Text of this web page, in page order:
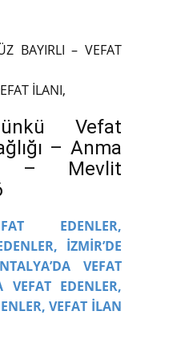
BAYIRLI – VEFAT
İLANI,
Vefat
– Anma
– Mevlit
EDENLER,
İZMİR’DE
VEFAT
VEFAT EDENLER,
VEFAT İLAN